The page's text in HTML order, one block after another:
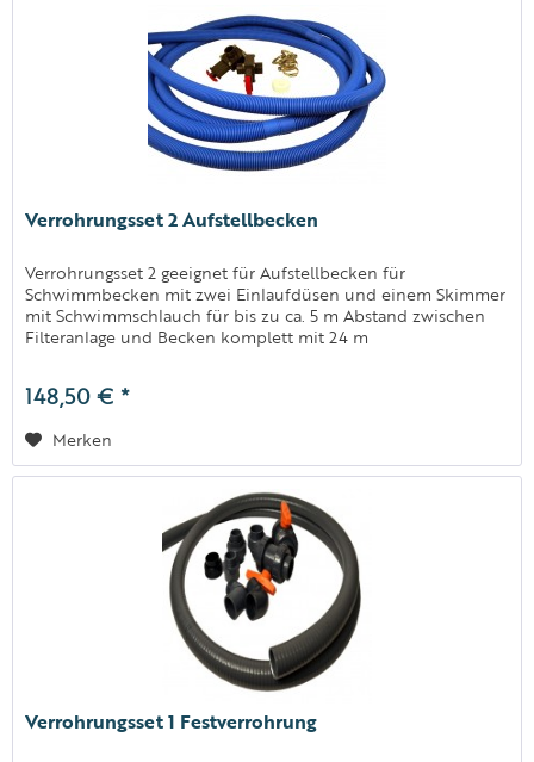
Verrohrungsset 2 Aufstellbecken
Verrohrungsset 2 geeignet für Aufstellbecken für
Schwimmbecken mit zwei Einlaufdüsen und einem Skimmer
mit Schwimmschlauch für bis zu ca. 5 m Abstand zwischen
Filteranlage und Becken komplett mit 24 m
148,50 € *
Merken
Verrohrungsset 1 Festverrohrung